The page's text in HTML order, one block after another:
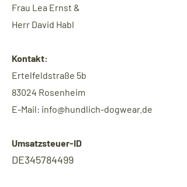
Frau Lea Ernst &
Herr David Habl
Kontakt:
Ertelfeldstraße 5b
83024 Rosenheim
E-Mail: info@hundlich-dogwear.de
Umsatzsteuer-ID
DE345784499